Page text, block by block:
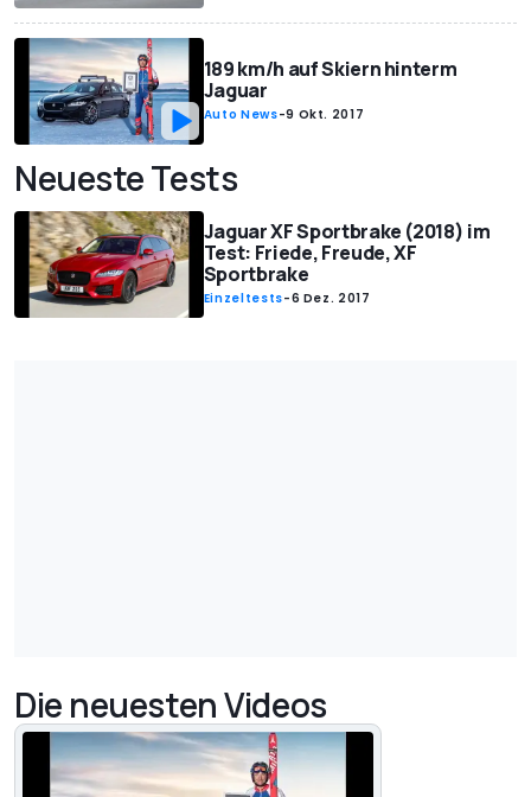
189 km/h auf Skiern hinterm
Jaguar
Auto News-9 Okt. 2017
Neueste Tests
Jaguar XF Sportbrake (2018) im
Test: Friede, Freude, XF
Sportbrake
Einzeltests-6 Dez. 2017
Die neuesten Videos